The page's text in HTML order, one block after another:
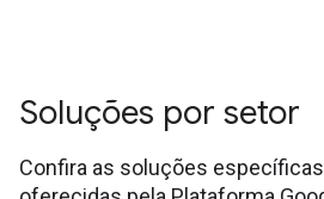
Soluções por setor
Confira as soluções